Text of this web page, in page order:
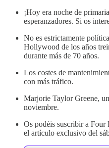
¡Hoy era noche de
esperanzadores. Si os
No es estrictamente
Hollywood de los años
durante más de 70 años.
Los costes de
con más tráfico.
Marjorie Taylor Greene,
noviembre.
Os podéis suscribir a Four
el artículo exclusivo del